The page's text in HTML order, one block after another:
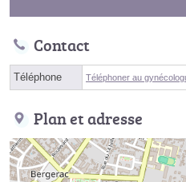
Contact
Téléphone Téléphoner au
Plan et adresse